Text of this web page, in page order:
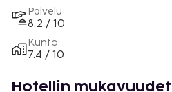
Palvelu
8.2 / 10
Kunto
7.4 / 10
Hotellin mukavuudet